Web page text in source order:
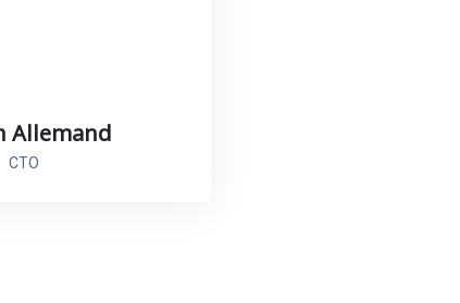
Allemand
CTO